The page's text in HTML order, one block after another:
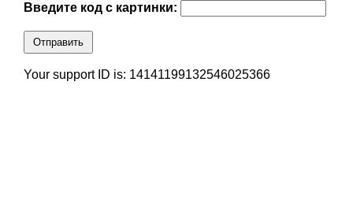
Введите код с картинки:
Отправить
Your support ID is: 14141199132546025366